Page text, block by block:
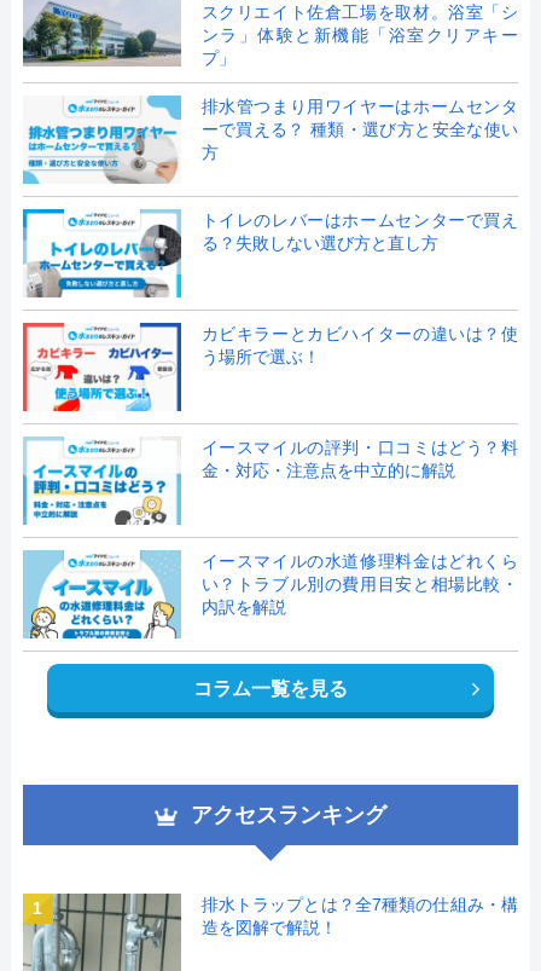
スクリエイト佐倉工場を取材。浴室「シ
ンラ」体験と新機能「浴室クリアキー
プ」
排水管つまり用ワイヤーはホームセンタ
ーで買える？ 種類・選び方と安全な使い
方
トイレのレバーはホームセンターで買え
る？失敗しない選び方と直し方
カビキラーとカビハイターの違いは？使
う場所で選ぶ！
イースマイルの評判・口コミはどう？料
金・対応・注意点を中立的に解説
イースマイルの水道修理料金はどれくら
い？トラブル別の費用目安と相場比較・
内訳を解説
コラム一覧を見る
アクセスランキング
1
排水トラップとは？全7種類の仕組み・構
造を図解で解説！